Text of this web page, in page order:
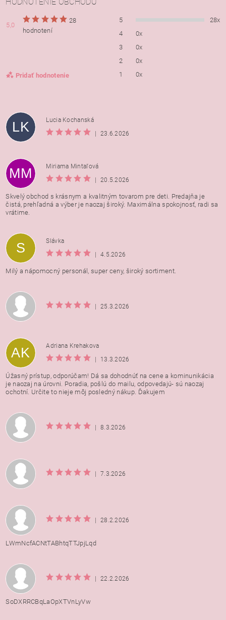
5,0
28
hodnotení
Pridať hodnotenie
5
28x
4
0x
3
0x
2
0x
1
0x
Vložením hodnotenie súhlasíte s
osobných údajov
LK
Lucia Kochanská
|
23.6.2026
MM
Miriama Mintaľová
|
20.5.2026
Skvelý obchod s krásnym a kvalitným tovarom pre deti. Predajňa je
čistá, prehľadná a výber je naozaj široký. Maximálna spokojnosť, radi sa
vrátime.
S
Slávka
|
4.5.2026
Milý a nápomocný personál, super ceny, široký sortiment.
| 25.3.2026
AK
Adriana Krehakova
|
13.3.2026
Úžasný prístup, odporúčam! Dá sa dohodnúť na cene a kominunikácia
je naozaj na úrovni. Poradia, pošlú do mailu, odpovedajú- sú naozaj
ochotní. Určite to nieje môj posledný nákup. Ďakujem
| 8.3.2026
| 7.3.2026
| 28.2.2026
LWmNcfACNtTABhtqTTJpjLqd
| 22.2.2026
SoDXRRCBqLaOpXTVnLyVw